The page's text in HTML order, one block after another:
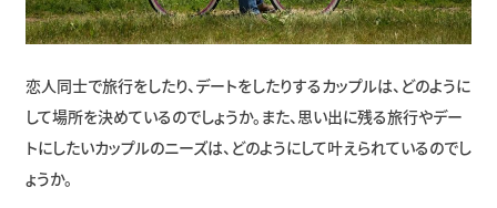
恋人同士で旅行をしたり、デートをしたりするカップルは、どのように
して場所を決めているのでしょうか。また、思い出に残る旅行やデー
トにしたいカップルのニーズは、どのようにして叶えられているのでし
ょうか。